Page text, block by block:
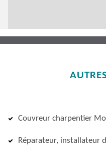
Couvreur charpentier
Réparateur, installateur